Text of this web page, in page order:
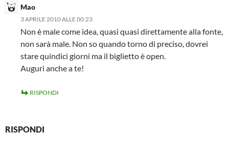
Mao
3 APRILE 2010 ALLE 00:23
Non è male come idea, quasi quasi direttamente alla fonte,
non sarà male. Non so quando torno di preciso, dovrei
stare quindici giorni ma il biglietto è open.
Auguri anche a te!
RISPONDI
RISPONDI